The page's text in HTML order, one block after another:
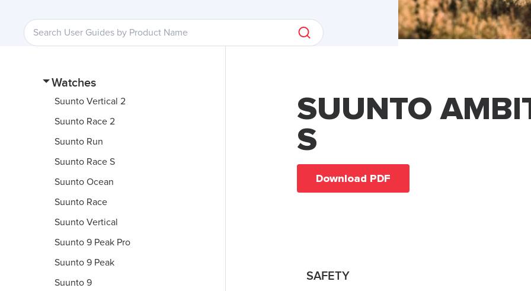
Watches
Suunto Vertical 2
Suunto Race 2
Suunto Run
Suunto Race S
Suunto Ocean
Suunto Race
Suunto Vertical
Suunto 9 Peak Pro
Suunto 9 Peak
Suunto 9
SUUNTO
S
Download PDF
SAFETY